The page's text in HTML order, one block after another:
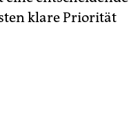
klare Priorität